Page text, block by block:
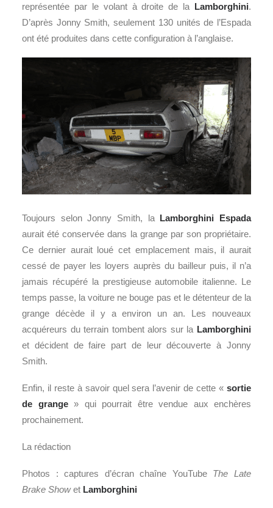
représentée par le volant à droite de la Lamborghini.
D’après Jonny Smith, seulement 130 unités de l’Espada
ont été produites dans cette configuration à l’anglaise.
Toujours selon Jonny Smith, la Lamborghini Espada
aurait été conservée dans la grange par son propriétaire.
Ce dernier aurait loué cet emplacement mais, il aurait
cessé de payer les loyers auprès du bailleur puis, il n’a
jamais récupéré la prestigieuse automobile italienne. Le
temps passe, la voiture ne bouge pas et le détenteur de la
grange décède il y a environ un an. Les nouveaux
acquéreurs du terrain tombent alors sur la Lamborghini
et décident de faire part de leur découverte à Jonny
Smith.
Enfin, il reste à savoir quel sera l’avenir de cette « sortie
de grange» qui pourrait être vendue aux enchères
prochainement.
La rédaction
Photos : captures d’écran chaîne YouTube The Late
Brake Showet Lamborghini